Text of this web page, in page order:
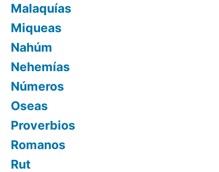
Malaquías
Miqueas
Nahúm
Nehemías
Números
Oseas
Proverbios
Romanos
Rut